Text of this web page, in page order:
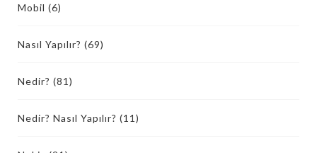
Mobil (6)
Nasıl Yapılır? (69)
Nedir? (81)
Nedir? Nasıl Yapılır? (11)